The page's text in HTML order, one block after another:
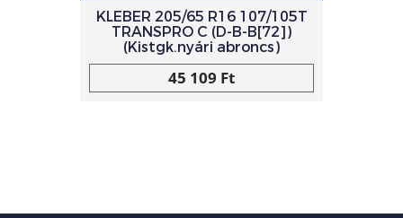
KLEBER 205/65 R16 107/105T
TRANSPRO C (D-B-B[72])
(Kistgk.nyári abroncs)
45 109 Ft